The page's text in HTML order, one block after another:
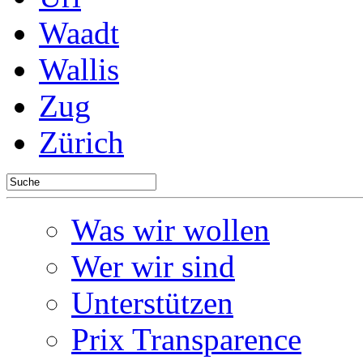
Waadt
Wallis
Zug
Zürich
Was wir wollen
Wer wir sind
Unterstützen
Prix Transparence